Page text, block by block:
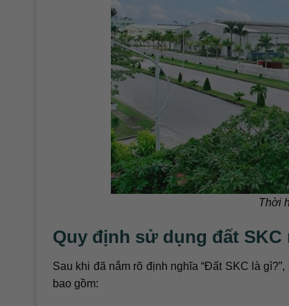
Thời
Quy định sử dụng đất SKC
Sau khi đã nắm rõ định nghĩa “Đất SKC là
bao gồm: